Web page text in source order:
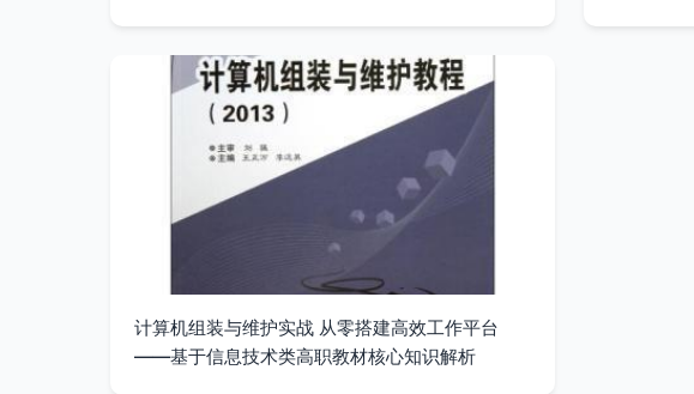
计算机组装与维护实战 从零搭建高效工作平台
——基于信息技术类高职教材核心知识解析